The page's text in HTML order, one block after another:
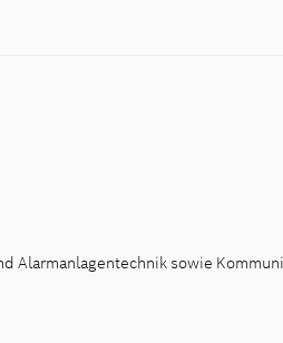
Alarmanlagentechnik sowie